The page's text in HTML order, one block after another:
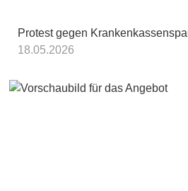
Protest gegen
18.05.2026